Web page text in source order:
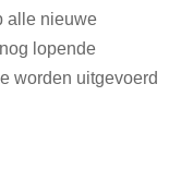
alle nieuwe
lopende
worden uitgevoerd